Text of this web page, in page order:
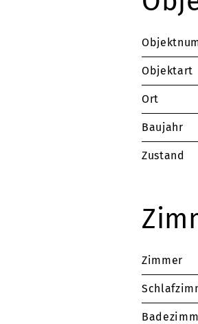
Objektart
Ort
Baujahr
Zustand
Zimmer